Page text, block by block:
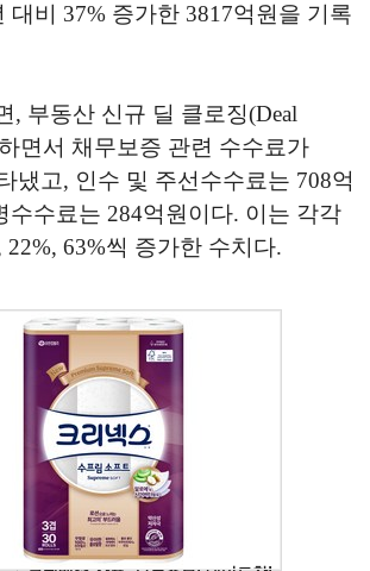
대비 37% 증가한 3817억원을 기록
, 부동산 신규 딜 클로징(Deal
면서 채무보증 관련 수수료가
냈고, 인수 및 주선수수료는 708억
수수료는 284억원이다. 이는 각각
22%, 63%씩 증가한 수치다.